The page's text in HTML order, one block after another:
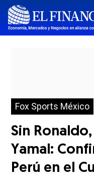
Fox Sports México
Sin
Yamal:
Perú en el